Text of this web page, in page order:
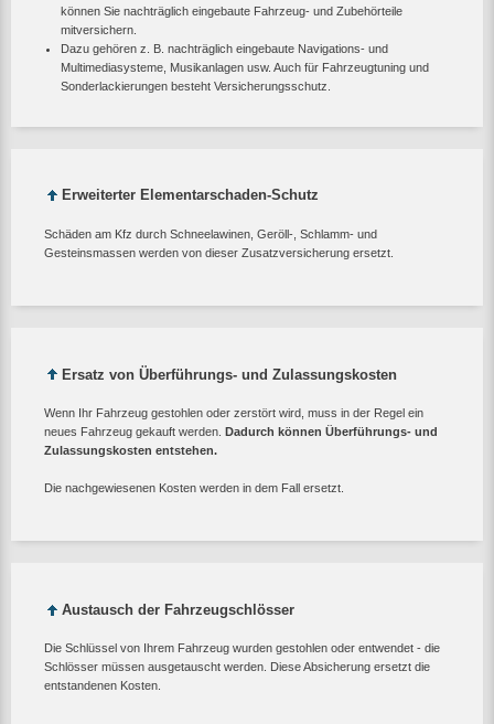
können Sie nachträglich eingebaute Fahrzeug- und Zubehörteile
mitversichern.
Dazu gehören z. B. nachträglich eingebaute Navigations- und
Multimediasysteme, Musikanlagen usw. Auch für Fahrzeugtuning und
Sonderlackierungen besteht Versicherungsschutz.
Erweiterter Elementarschaden-Schutz
Schäden am Kfz durch Schneelawinen, Geröll-, Schlamm- und
Gesteinsmassen werden von dieser Zusatzversicherung ersetzt.
Ersatz von Überführungs- und Zulassungskosten
Wenn Ihr Fahrzeug gestohlen oder zerstört wird, muss in der Regel ein
neues Fahrzeug gekauft werden. Dadurch können Überführungs- und
Zulassungskosten entstehen.
Die nachgewiesenen Kosten werden in dem Fall ersetzt.
Austausch der Fahrzeugschlösser
Die Schlüssel von Ihrem Fahrzeug wurden gestohlen oder entwendet - die
Schlösser müssen ausgetauscht werden. Diese Absicherung ersetzt die
entstandenen Kosten.